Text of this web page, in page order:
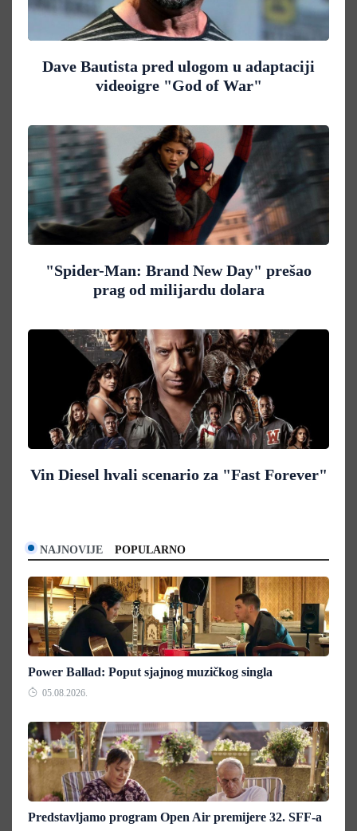
Dave Bautista pred ulogom u adaptaciji
videoigre "God of War"
"Spider-Man: Brand New Day" prešao
prag od milijardu dolara
Vin Diesel hvali scenario za "Fast Forever"
NAJNOVIJE POPULARNO
Power Ballad: Poput sjajnog muzičkog singla
05.08.2026.
Predstavljamo program Open Air premijere 32. SFF-a